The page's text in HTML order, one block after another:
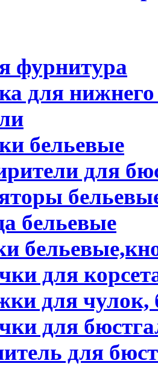
фурнитура
для
бельевые
для
бельевые
для
для чулок,
для
для